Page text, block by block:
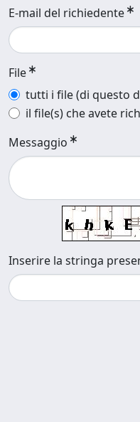
E-mail del richiedente
File
tutti i file (di questo
il file(s) che avete
Messaggio
Inserire la stringa